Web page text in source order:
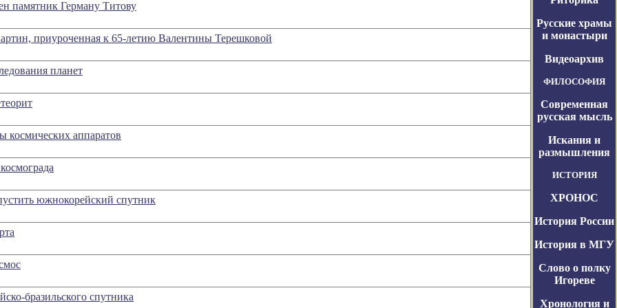
памятник Герману Титову
приуроченная к 65-летию Валентины Терешковой
планет
космических аппаратов
южнокорейский спутник
бразильского спутника
Русские храмы
и монастыри
Видеоархив
ФИЛОСОФИЯ
Современная
русская мысль
Искания и
размышления
ИСТОРИЯ
ХРОНОС
История России
История в МГУ
Слово о полку
Игореве
Хронология и